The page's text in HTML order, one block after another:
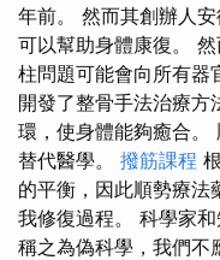
年前。 然而其創辦人
可以幫助身體康復。
柱問題可能會向所有器
開發了整骨手法治療方
環，使身體能夠癒合。
替代醫學。 撥筋課程
的平衡，因此順勢療法
我修復過程。 科學家
稱之為偽科學，我們不